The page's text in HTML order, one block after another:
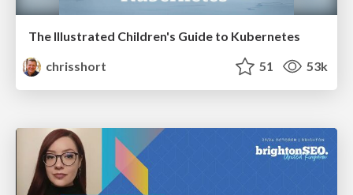
The Illustrated Children's Guide to Kubernetes
chrisshort
51 53k